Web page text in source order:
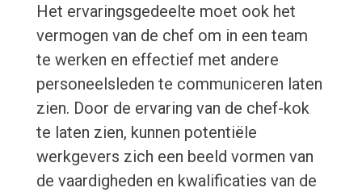
Het ervaringsgedeelte moet ook het
vermogen van de chef om in een team
te werken en effectief met andere
personeelsleden te communiceren laten
zien. Door de ervaring van de chef-kok
te laten zien, kunnen potentiële
werkgevers zich een beeld vormen van
de vaardigheden en kwalificaties van de